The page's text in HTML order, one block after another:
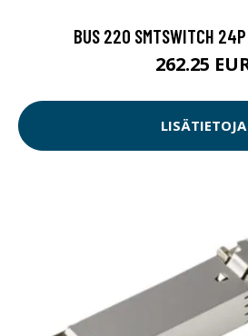
BUS 220 SMTSWITCH 24P
262.25
LISÄTIETOJA